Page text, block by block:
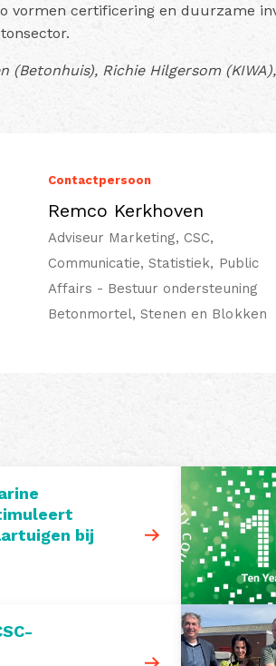
vormen certificering en duurzame
(Betonhuis), Richie Hilgersom
Contactpersoon
Remco Kerkhoven
Adviseur Marketing, CSC,
Communicatie, Statistiek, Public
Affairs - Bestuur ondersteuning
Betonmortel, Stenen en Blokken
bij